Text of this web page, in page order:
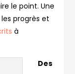
le point. Une
progrès et
à
Des